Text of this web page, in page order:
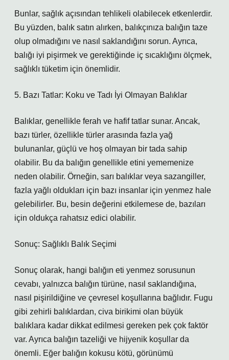
Bunlar, sağlık açısından tehlikeli olabilecek etkenlerdir.
Bu yüzden, balık satın alırken, balıkçınıza balığın taze
olup olmadığını ve nasıl saklandığını sorun. Ayrıca,
balığı iyi pişirmek ve gerektiğinde iç sıcaklığını ölçmek,
sağlıklı tüketim için önemlidir.
5. Bazı Tatlar: Koku ve Tadı İyi Olmayan Balıklar
Balıklar, genellikle ferah ve hafif tatlar sunar. Ancak,
bazı türler, özellikle türler arasında fazla yağ
bulunanlar, güçlü ve hoş olmayan bir tada sahip
olabilir. Bu da balığın genellikle etini yememenize
neden olabilir. Örneğin, sarı balıklar veya sazangiller,
fazla yağlı oldukları için bazı insanlar için yenmez hale
gelebilirler. Bu, besin değerini etkilemese de, bazıları
için oldukça rahatsız edici olabilir.
Sonuç: Sağlıklı Balık Seçimi
Sonuç olarak, hangi balığın eti yenmez sorusunun
cevabı, yalnızca balığın türüne, nasıl saklandığına,
nasıl pişirildiğine ve çevresel koşullarına bağlıdır. Fugu
gibi zehirli balıklardan, civa birikimi olan büyük
balıklara kadar dikkat edilmesi gereken pek çok faktör
var. Ayrıca balığın tazeliği ve hijyenik koşullar da
önemli. Eğer balığın kokusu kötü, görünümü